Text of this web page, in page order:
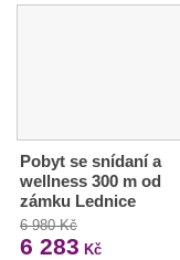
Pobyt se snídaní a
wellness 300 m od
zámku Lednice
6 980 Kč
6 283 Kč